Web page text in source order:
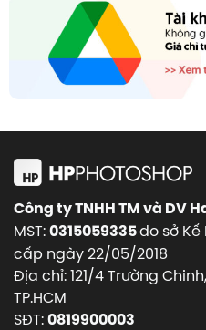
Công ty TNHH TM và DV
MST:0315059335do sở Kế
cấp ngày 22/05/2018
Địa chỉ: 121/4 Trường
TP.HCM
SĐT:0819900003